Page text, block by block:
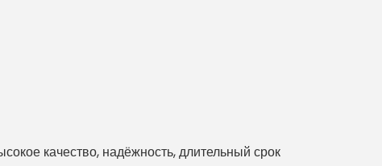
качество, надёжность, длительный срок